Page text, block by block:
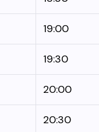
19:00
19:30
20:00
20:30